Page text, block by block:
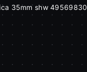
35mm shw 49569830